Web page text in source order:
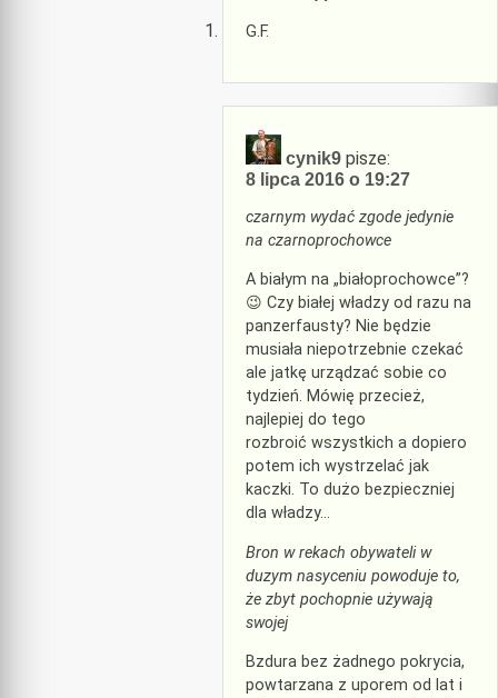
G.F.
cynik9 pisze:
8 lipca 2016 o 19:27
czarnym wydać zgode jedynie
na czarnoprochowce
A białym na „białoprochowce”?
😉 Czy białej władzy od razu na
panzerfausty? Nie będzie
musiała niepotrzebnie czekać
ale jatkę urządzać sobie co
tydzień. Mówię przecież,
najlepiej do tego
rozbroić wszystkich a dopiero
potem ich wystrzelać jak
kaczki. To dużo bezpieczniej
dla władzy…
Bron w rekach obywateli w
duzym nasyceniu powoduje to,
że zbyt pochopnie używają
swojej
Bzdura bez żadnego pokrycia,
powtarzana z uporem od lat i